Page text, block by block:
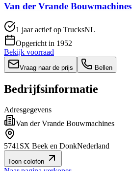
Van der Vrande Bouwmachines
1 jaar actief op TrucksNL
Opgericht in 1952
Bekijk voorraad
Vraag naar de prijs Bellen
Bedrijfsinformatie
Adresgegevens
Van der Vrande Bouwmachines
5741SX Beek en DonkNederland
Toon colofon